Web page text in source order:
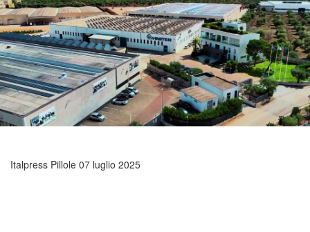
Italpress Pillole 07 luglio 2025